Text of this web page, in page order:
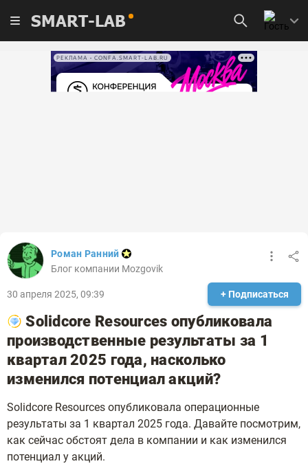
SMART-LAB
РЕКЛАМА • CONFA.SMART-LAB.RU
Роман Ранний
Блог компании Mozgovik
30 апреля 2025, 09:39 + Подписаться
Solidcore Resources опубликовала
производственные результаты за 1
квартал 2025 года, насколько
изменился потенциал акций?
Solidcore Resources опубликовала операционные
результаты за 1 квартал 2025 года. Давайте посмотрим,
как сейчас обстоят дела в компании и как изменился
потенциал у акций.